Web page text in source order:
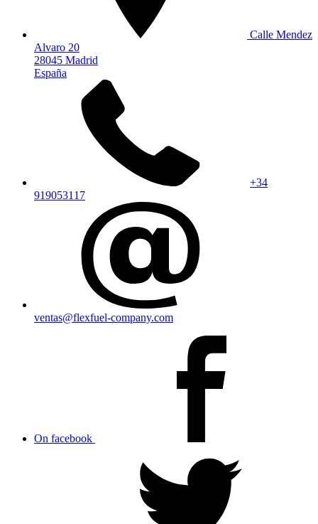
Calle Mendez
Alvaro 20
28045 Madrid
España
+34
919053117
ventas@flexfuel-company.com
On facebook